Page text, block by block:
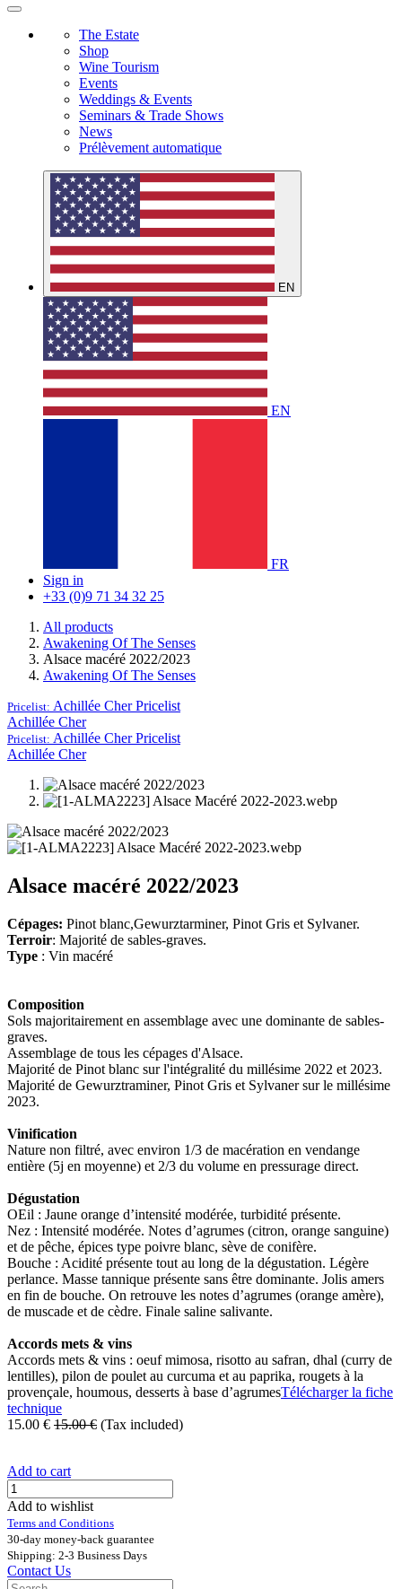
The Estate
Shop
Wine Tourism
Events
Weddings & Events
Seminars & Trade Shows
News
Prélèvement automatique
EN
EN
FR
Sign in
+33 (0)9 71 34 32 25
All products
Awakening Of The Senses
Alsace macéré 2022/2023
Awakening Of The Senses
Pricelist: Achillée Cher Pricelist
Achillée Cher
Pricelist: Achillée Cher Pricelist
Achillée Cher
Alsace macéré 2022/2023
Cépages: Pinot blanc,Gewurztarminer, Pinot Gris et Sylvaner.
Terroir: Majorité de sables-graves.
Type : Vin macéré
Composition
Sols majoritairement en assemblage avec une dominante de sables-
graves.
Assemblage de tous les cépages d'Alsace.
Majorité de Pinot blanc sur l'intégralité du millésime 2022 et 2023.
Majorité de Gewurztraminer, Pinot Gris et Sylvaner sur le millésime
2023.
Vinification
Nature non filtré, avec environ 1/3 de macération en vendange
entière (5j en moyenne) et 2/3 du volume en pressurage direct.
Dégustation
OEil : Jaune orange d’intensité modérée, turbidité présente.
Nez : Intensité modérée. Notes d’agrumes (citron, orange sanguine)
et de pêche, épices type poivre blanc, sève de conifère.
Bouche : Acidité présente tout au long de la dégustation. Légère
perlance. Masse tannique présente sans être dominante. Jolis amers
en fin de bouche. On retrouve les notes d’agrumes (orange amère),
de muscade et de cèdre. Finale saline salivante.
Accords mets & vins
Accords mets & vins : oeuf mimosa, risotto au safran, dhal (curry de
lentilles), pilon de poulet au curcuma et au paprika, rougets à la
provençale, houmous, desserts à base d’agrumesTélécharger la fiche
technique
15.00 € 15.00€ (Tax included)
Add to cart
Add to wishlist
Terms and Conditions
30-day money-back guarantee
Shipping: 2-3 Business Days
Contact Us